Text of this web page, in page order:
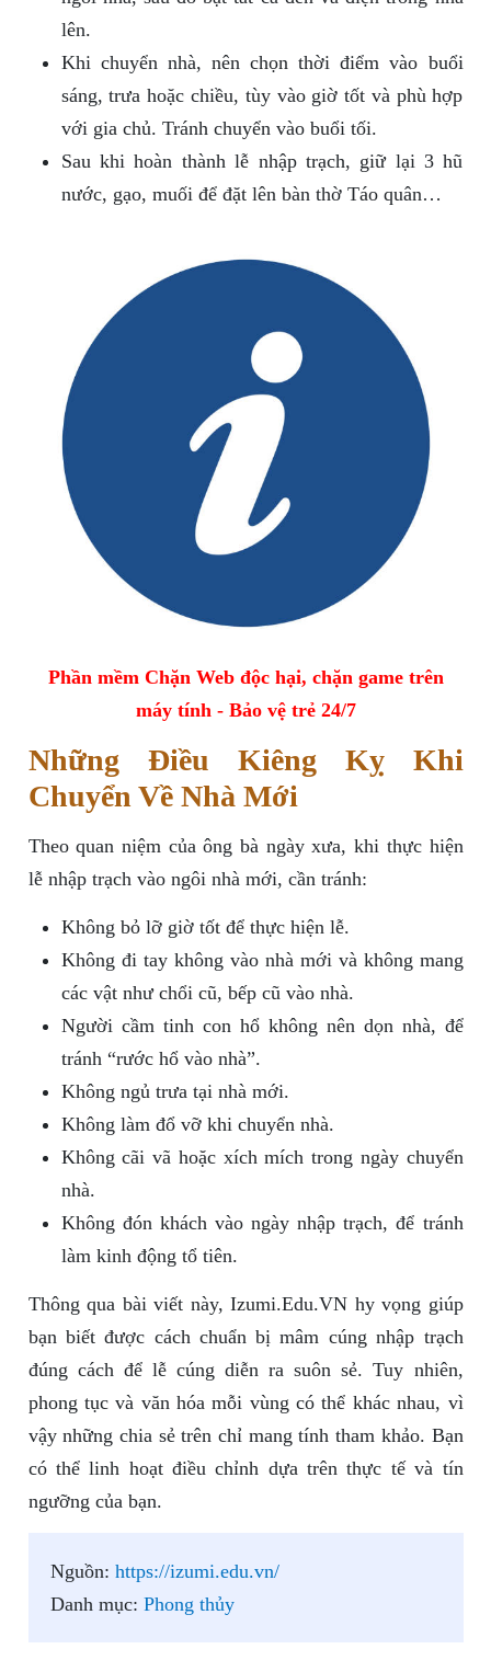
lên.
Khi chuyển nhà, nên chọn thời điểm vào buổi
sáng, trưa hoặc chiều, tùy vào giờ tốt và phù hợp
với gia chủ. Tránh chuyển vào buổi tối.
Sau khi hoàn thành lễ nhập trạch, giữ lại 3 hũ
nước, gạo, muối để đặt lên bàn thờ Táo quân…
Phần mềm Chặn Web độc hại, chặn game trên
máy tính - Bảo vệ trẻ 24/7
Những Điều Kiêng Kỵ Khi
Chuyển Về Nhà Mới
Theo quan niệm của ông bà ngày xưa, khi thực hiện
lễ nhập trạch vào ngôi nhà mới, cần tránh:
Không bỏ lỡ giờ tốt để thực hiện lễ.
Không đi tay không vào nhà mới và không mang
các vật như chổi cũ, bếp cũ vào nhà.
Người cầm tinh con hổ không nên dọn nhà, để
tránh “rước hổ vào nhà”.
Không ngủ trưa tại nhà mới.
Không làm đổ vỡ khi chuyển nhà.
Không cãi vã hoặc xích mích trong ngày chuyển
nhà.
Không đón khách vào ngày nhập trạch, để tránh
làm kinh động tổ tiên.
Thông qua bài viết này, Izumi.Edu.VN hy vọng giúp
bạn biết được cách chuẩn bị mâm cúng nhập trạch
đúng cách để lễ cúng diễn ra suôn sẻ. Tuy nhiên,
phong tục và văn hóa mỗi vùng có thể khác nhau, vì
vậy những chia sẻ trên chỉ mang tính tham khảo. Bạn
có thể linh hoạt điều chỉnh dựa trên thực tế và tín
ngưỡng của bạn.
Nguồn: https://izumi.edu.vn/
Danh mục: Phong thủy